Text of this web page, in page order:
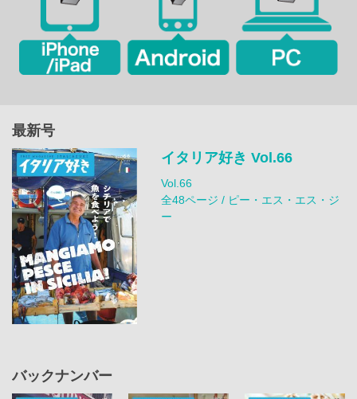
最新号
イタリア好き Vol.66
Vol.66
全48ページ / ピー・エス・エス・ジ
ー
バックナンバー